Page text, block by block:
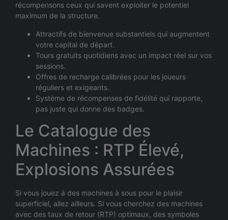
récompensons ceux qui savent exploiter le potentiel
maximum de la structure.
Attractifs de bienvenue substantiels qui augmentent
votre capital de départ.
Tours gratuits quotidiens avec un impact réel sur vos
sessions.
Offres de recharge calibrées pour les joueurs
réguliers et exigeants.
Système de récompenses de fidélité qui rapporte,
pas juste qui donne des badges.
Le Catalogue des
Machines : RTP Élevé,
Explosions Assurées
Si vous jouez à des machines à sous pour le plaisir
superficiel, allez ailleurs. Si vous cherchez des machines
avec des taux de retour (RTP) optimaux, des symboles